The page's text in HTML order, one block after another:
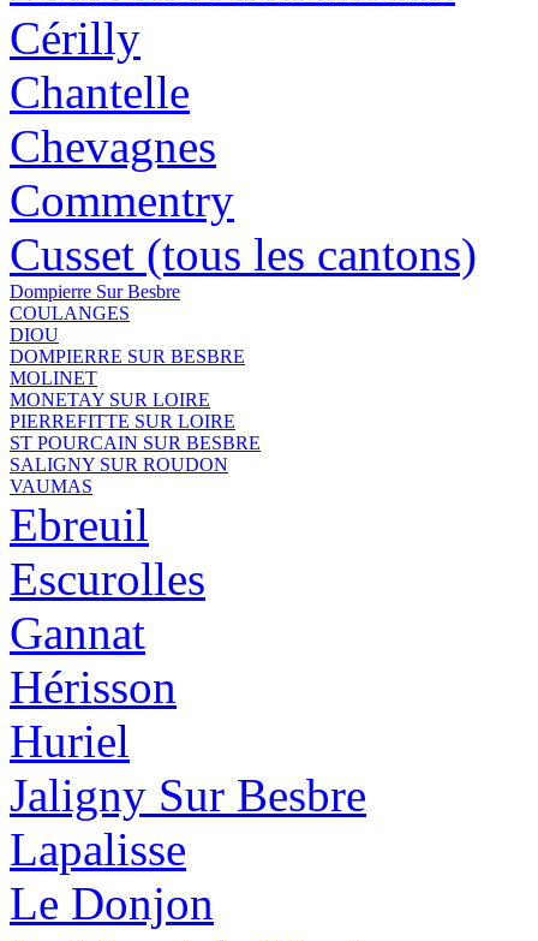
Cérilly
Chantelle
Chevagnes
Commentry
Cusset (tous les cantons)
Dompierre Sur Besbre
COULANGES
DIOU
DOMPIERRE SUR BESBRE
MOLINET
MONETAY SUR LOIRE
PIERREFITTE SUR LOIRE
ST POURCAIN SUR BESBRE
SALIGNY SUR ROUDON
VAUMAS
Ebreuil
Escurolles
Gannat
Hérisson
Huriel
Jaligny Sur Besbre
Lapalisse
Le Donjon